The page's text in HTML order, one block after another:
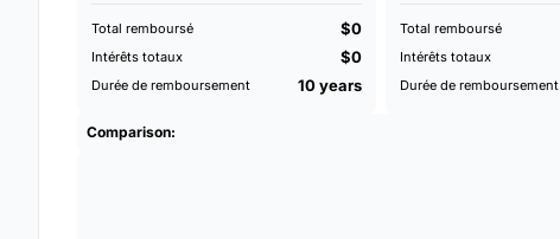
Total remboursé $0
Intérêts totaux $0
Durée de remboursement 10 years
Total remboursé
Intérêts totaux
Durée de remboursement
Comparison: